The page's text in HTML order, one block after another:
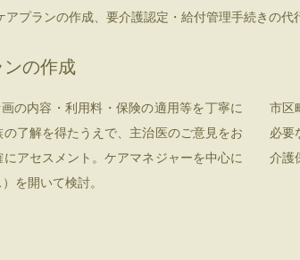
アプランの作成、要介護認定・給付管理手続きの代
の作成
の内容・利用料・保険の適用等を丁寧に
了解を得たうえで、主治医のご意見をお
アセスメント。ケアマネジャーを中心に
を開いて検討。
市区
必要
介護